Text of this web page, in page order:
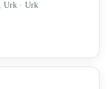
Urk · Urk